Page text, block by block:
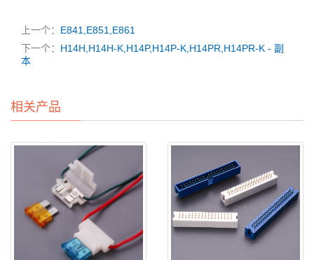
上一个： E841,E851,E861
下一个： H14H,H14H-K,H14P,H14P-K,H14PR,H14PR-K - 副
本
相关产品